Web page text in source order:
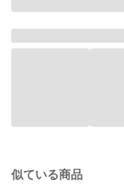
似ている商品